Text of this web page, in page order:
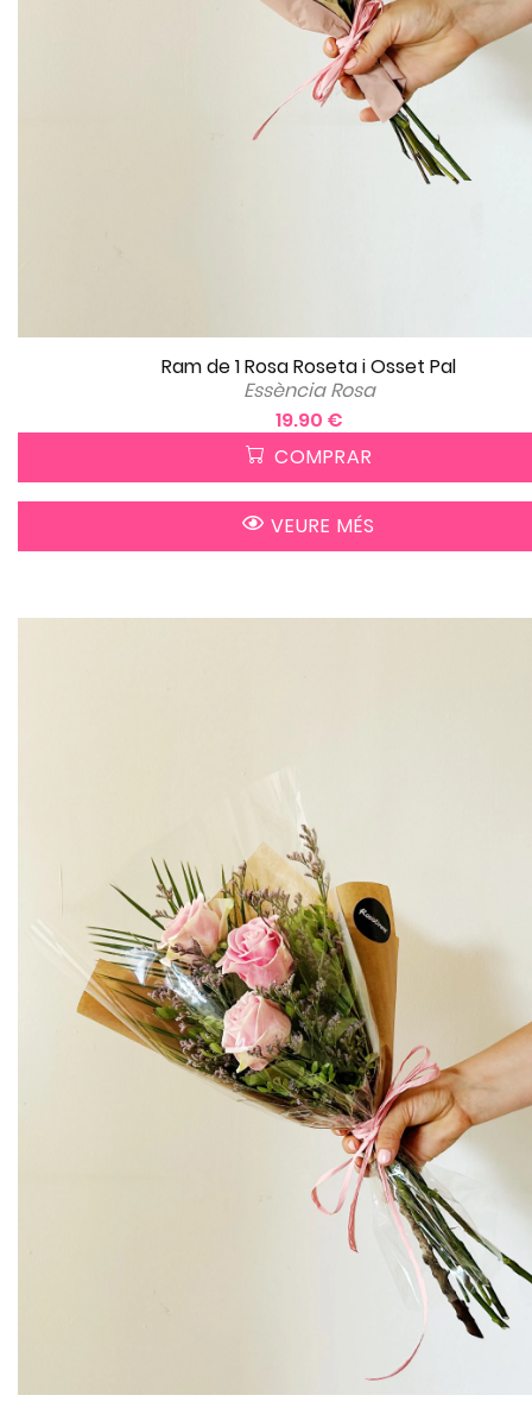
Ram de 1 Rosa Roseta i Osset Pal
Essència Rosa
19.90 €
COMPRAR
VEURE MÉS